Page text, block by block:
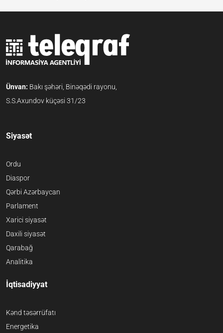
Ünvan: Bakı şəhəri, Binəqədi rayonu,
S.S.Axundov küçəsi 31/23
Siyasət
Ordu
Diaspor
Qərbi Azərbaycan
Parlament
Xarici siyasət
Daxili siyasət
Qarabağ
Analitika
İqtisadiyyat
Kənd təsərrüfatı
Energetika